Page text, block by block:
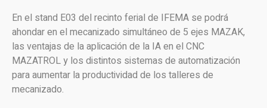
En el stand E03 del recinto ferial de IFEMA se podrá
ahondar en el mecanizado simultáneo de 5 ejes MAZAK,
las ventajas de la aplicación de la IA en el CNC
MAZATROL y los distintos sistemas de automatización
para aumentar la productividad de los talleres de
mecanizado.